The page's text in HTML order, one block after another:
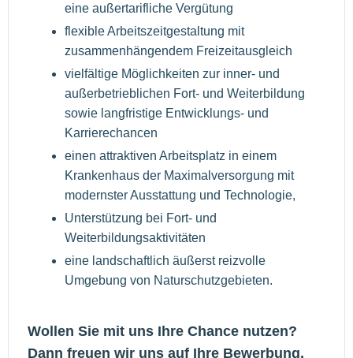
eine außertarifliche Vergütung
flexible Arbeitszeitgestaltung mit
zusammenhängendem Freizeitausgleich
vielfältige Möglichkeiten zur inner- und
außerbetrieblichen Fort- und Weiterbildung
sowie langfristige Entwicklungs- und
Karrierechancen
einen attraktiven Arbeitsplatz in einem
Krankenhaus der Maximalversorgung mit
modernster Ausstattung und Technologie,
Unterstützung bei Fort- und
Weiterbildungsaktivitäten
eine landschaftlich äußerst reizvolle
Umgebung von Naturschutzgebieten.
Wollen Sie mit uns Ihre Chance nutzen?
Dann freuen wir uns auf Ihre Bewerbung.